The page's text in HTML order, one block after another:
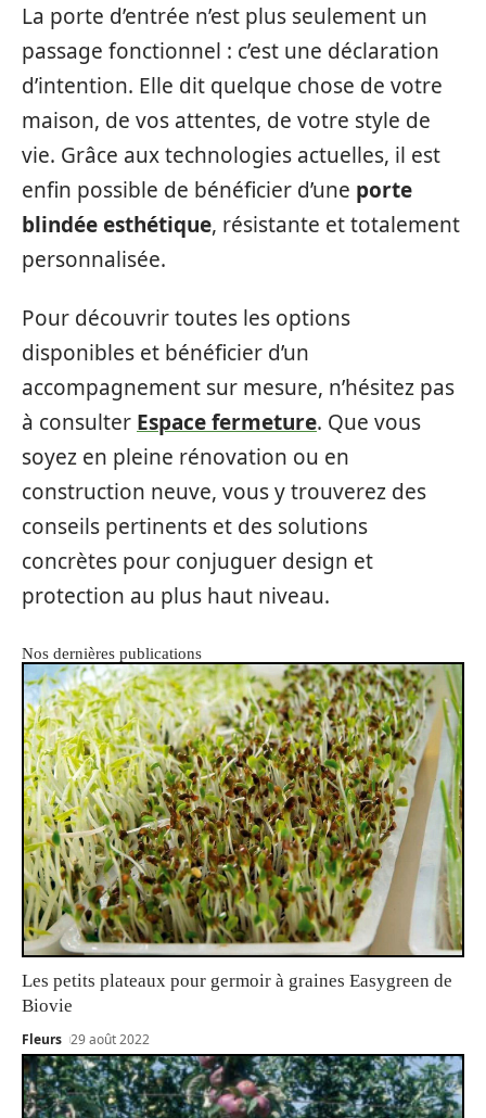
La porte d’entrée n’est plus seulement un
passage fonctionnel : c’est une déclaration
d’intention. Elle dit quelque chose de votre
maison, de vos attentes, de votre style de
vie. Grâce aux technologies actuelles, il est
enfin possible de bénéficier d’une porte
blindée esthétique, résistante et totalement
personnalisée.
Pour découvrir toutes les options
disponibles et bénéficier d’un
accompagnement sur mesure, n’hésitez pas
à consulter Espace fermeture. Que vous
soyez en pleine rénovation ou en
construction neuve, vous y trouverez des
conseils pertinents et des solutions
concrètes pour conjuguer design et
protection au plus haut niveau.
Nos dernières publications
Les petits plateaux pour germoir à graines Easygreen de
Biovie
Fleurs 29 août 2022